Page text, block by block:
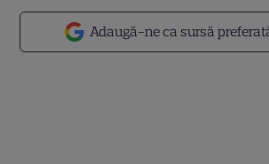
Adaugă-ne ca sursă